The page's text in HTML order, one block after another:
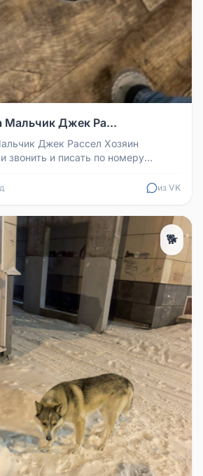
Мальчик Джек Ра...
Джек Рассел Хозяин
звонить и писать по номеру
из VK
🐕